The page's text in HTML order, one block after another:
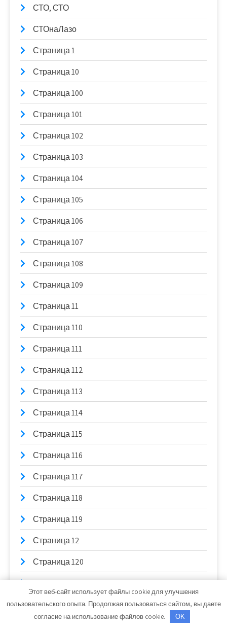
СТО, СТО
СТОнаЛазо
Страница 1
Страница 10
Страница 100
Страница 101
Страница 102
Страница 103
Страница 104
Страница 105
Страница 106
Страница 107
Страница 108
Страница 109
Страница 11
Страница 110
Страница 111
Страница 112
Страница 113
Страница 114
Страница 115
Страница 116
Страница 117
Страница 118
Страница 119
Страница 12
Страница 120
Страница 121
Страница 122
Этот веб-сайт использует файлы cookie для улучшения
пользовательского опыта. Продолжая пользоваться сайтом, вы даете
согласие на использование файлов cookie.
OK